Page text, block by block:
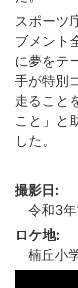
スポーツ
ブメント
に夢をテ
手が特別
走ること
こと」と
した。
撮影日:
令和3年
ロケ地:
楠丘小